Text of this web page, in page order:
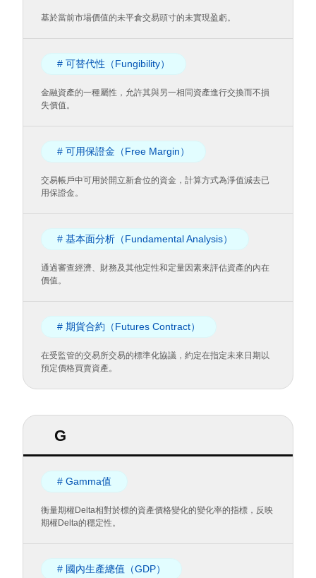
基於當前市場價值的未平倉交易頭寸的未實現盈虧。
# 可替代性（Fungibility）
金融資產的一種屬性，允許其與另一相同資產進行交換而不損
失價值。
# 可用保證金（Free Margin）
交易帳戶中可用於開立新倉位的資金，計算方式為淨值減去已
用保證金。
# 基本面分析（Fundamental Analysis）
通過審查經濟、財務及其他定性和定量因素來評估資產的內在
價值。
# 期貨合約（Futures Contract）
在受監管的交易所交易的標準化協議，約定在指定未來日期以
預定價格買賣資產。
G
# Gamma值
衡量期權Delta相對於標的資產價格變化的變化率的指標，反映
期權Delta的穩定性。
# 國內生產總值（GDP）